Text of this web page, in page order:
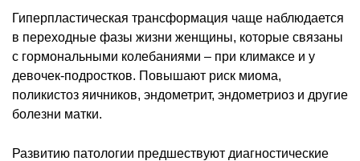
Гиперпластическая трансформация чаще наблюдается
в переходные фазы жизни женщины, которые связаны
с гормональными колебаниями – при климаксе и у
девочек-подростков. Повышают риск миома,
поликистоз яичников, эндометрит, эндометриоз и другие
болезни матки.
Развитию патологии предшествуют диагностические